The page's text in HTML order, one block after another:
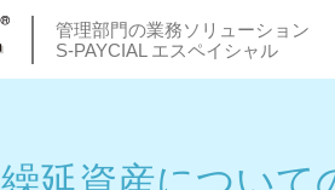
管理部門の業務ソリューション
S-PAYCIAL エスペイシャル